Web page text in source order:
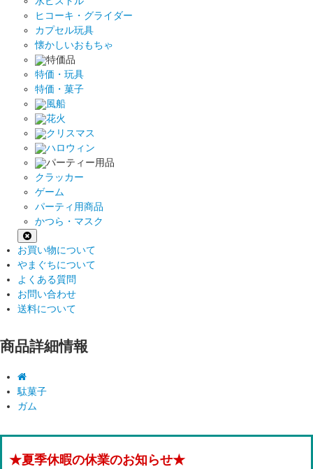
ヒコーキ・グライダー
カプセル玩具
懐かしいおもちゃ
特価品
特価・玩具
特価・菓子
風船
花火
クリスマス
ハロウィン
パーティー用品
クラッカー
ゲーム
パーティ用商品
かつら・マスク
お買い物について
やまぐちについて
よくある質問
お問い合わせ
送料について
商品詳細情報
駄菓子
ガム
★夏季休暇の休業のお知らせ★